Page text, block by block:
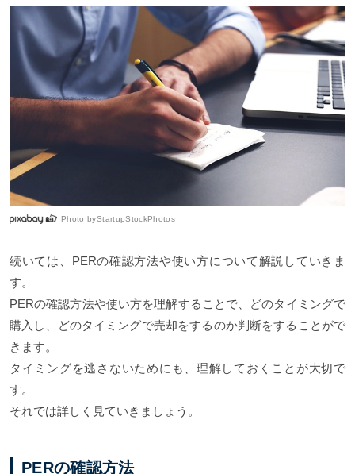
Photo byStartupStockPhotos
続いては、PERの確認方法や使い方について解説していきま
す。
PERの確認方法や使い方を理解することで、どのタイミングで
購入し、どのタイミングで売却をするのか判断をすることがで
きます。
タイミングを逃さないためにも、理解しておくことが大切で
す。
それでは詳しく見ていきましょう。
PERの確認方法